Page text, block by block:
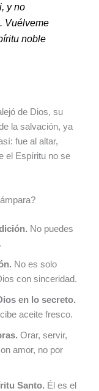
y no
Vuélveme
noble
de Dios, su
la salvación, ya
fue al altar,
el Espíritu no se
No puedes
No es solo
con sinceridad.
en lo secreto.
aceite fresco.
Orar, servir,
amor, no por
Santo. Él es el